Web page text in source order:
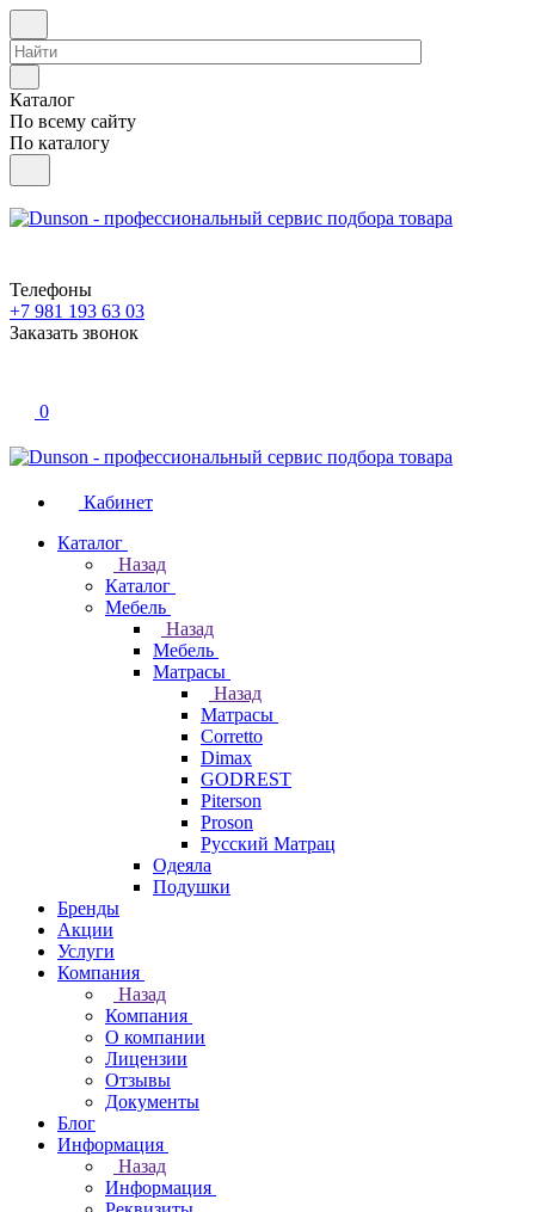
Каталог
По всему сайту
По каталогу
Телефоны
+7 981 193 63 03
Заказать звонок
0
Кабинет
Каталог
Назад
Каталог
Мебель
Назад
Мебель
Матрасы
Назад
Матрасы
Corretto
Dimax
GODREST
Piterson
Proson
Русский Матрац
Одеяла
Подушки
Бренды
Акции
Услуги
Компания
Назад
Компания
О компании
Лицензии
Отзывы
Документы
Блог
Информация
Назад
Информация